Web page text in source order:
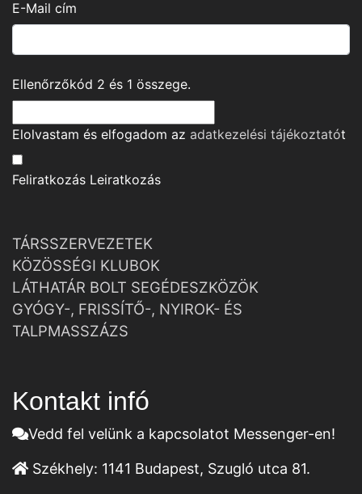
E-Mail cím
Ellenőrzőkód 2 és 1 összege.
Elolvastam és elfogadom az adatkezelési tájékoztatót
Feliratkozás Leiratkozás
TÁRSSZERVEZETEK
KÖZÖSSÉGI KLUBOK
LÁTHATÁR BOLT SEGÉDESZKÖZÖK
GYÓGY-, FRISSÍTŐ-, NYIROK- ÉS
TALPMASSZÁZS
Kontakt infó
Vedd fel velünk a kapcsolatot Messenger-en!
Székhely: 1141 Budapest, Szugló utca 81.